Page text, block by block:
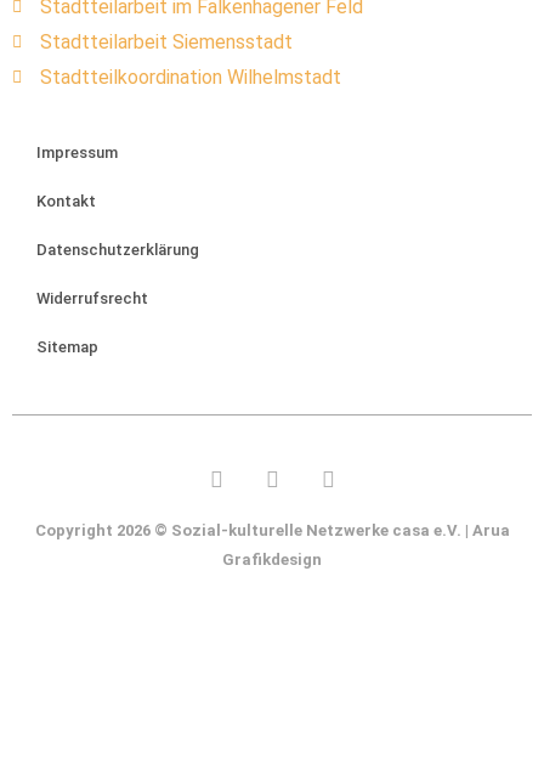
Stadtteilarbeit im Falkenhagener Feld
Stadtteilarbeit Siemensstadt
Stadtteilkoordination Wilhelmstadt
Impressum
Kontakt
Datenschutzerklärung
Widerrufsrecht
Sitemap
Copyright 2026 © Sozial-kulturelle Netzwerke casa e.V. | Arua
Grafikdesign